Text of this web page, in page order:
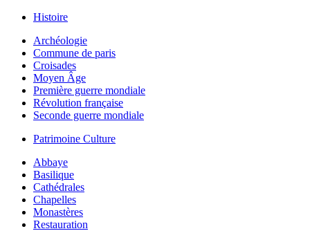
Histoire
Archéologie
Commune de paris
Croisades
Moyen Âge
Première guerre mondiale
Révolution française
Seconde guerre mondiale
Patrimoine Culture
Abbaye
Basilique
Cathédrales
Chapelles
Monastères
Restauration